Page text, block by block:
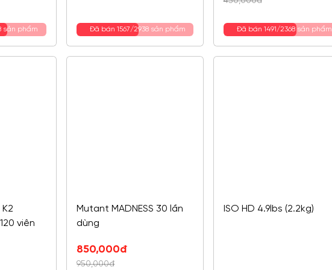
sản phẩm Đã bán 1567/2938 sản phẩm
450,000đ.
là:
Đã bán 1491/2368 sản phẩm
viên
Mutant MADNESS 30 lần
dùng
950,000đ
Giá
gốc
850,000đ
Giá
hiện
ISO HD 4.9lbs (2.2kg)